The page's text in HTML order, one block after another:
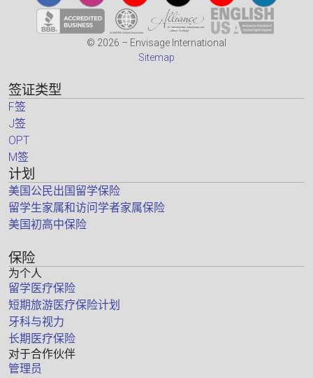
© 2026 – Envisage International
Sitemap
签证类型
F签
J签
OPT
M签
计划
美国公民出国留学保险
留学生家属和访问学者家属保险
美国初高中保险
保险
为个人
留学医疗保险
短期旅游医疗保险计划
牙科与视力
长期医疗保险
对于合作伙伴
管理员